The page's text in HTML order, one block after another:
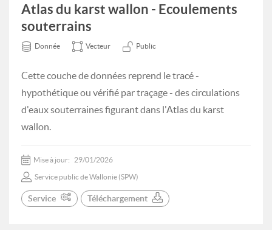
Atlas du karst wallon - Ecoulements
souterrains
Donnée Vecteur Public
Cette couche de données reprend le tracé -
hypothétique ou vérifié par traçage - des circulations
d'eaux souterraines figurant dans l'Atlas du karst
wallon.
Mise à jour: 29/01/2026
Service public de Wallonie (SPW)
Service Téléchargement